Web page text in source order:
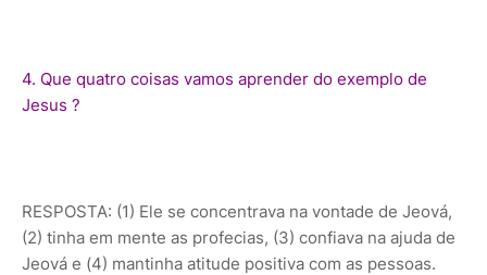
4. Que quatro coisas vamos aprender do exemplo de
Jesus ?
RESPOSTA: (1) Ele se concentrava na vontade de Jeová,
(2) tinha em mente as profecias, (3) confiava na ajuda de
Jeová e (4) mantinha atitude positiva com as pessoas.